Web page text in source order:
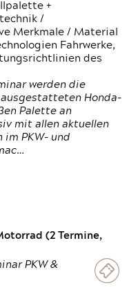
+
/
Merkmale / Material
Fahrwerke,
des
werden die
ausgestatteten Honda-
Palette an
mit allen aktuellen
im PKW- und
(2 Termine,
PKW &